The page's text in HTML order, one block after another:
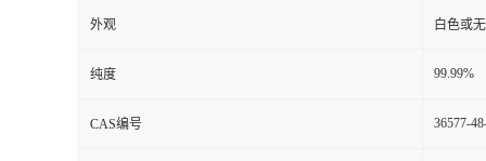
外观 白色或
纯度 99.99%
CAS编号 36577-